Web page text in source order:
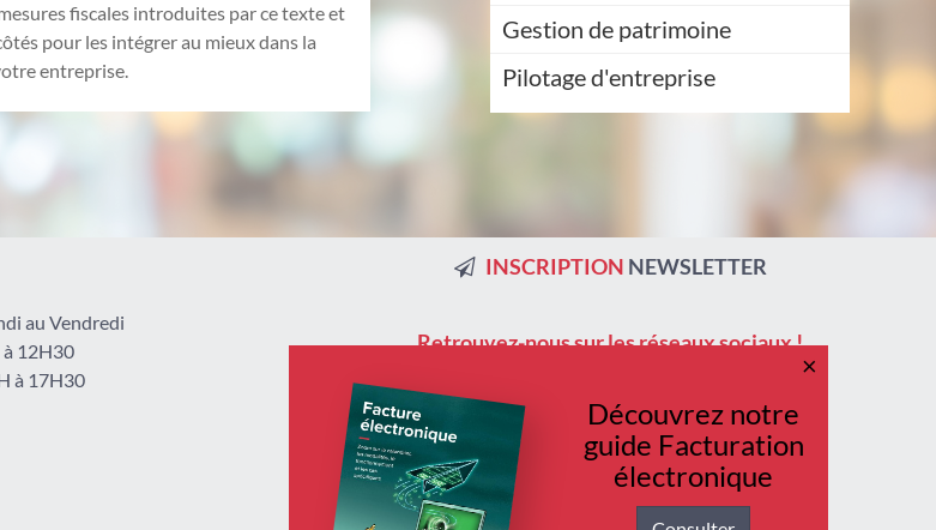
Découvrez notre
guide Facturation
électronique
×
fiscales introduites par ce texte et
pour les intégrer au mieux dans la
entreprise.
Gestion de patrimoine
Pilotage d'entreprise
au Vendredi
à 12H30
à 17H30
INSCRIPTION NEWSLETTER
Retrouvez-noussurlesréseauxsociaux !